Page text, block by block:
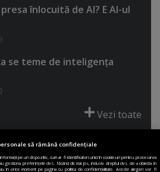
înlocuită de AI? E AI-ul
se teme de inteligenţa
Vezi toate
să rămână confidențiale
pe un dispozitiv, cum ar fi identificatori unici în cookie-uri pentru procesarea
gestiona preferințele dvs. făcând clic mai jos, inclusiv dreptul dvs. de a obiecta în
în orice moment pe pagina cu politica de confidențialitate. Aceste alegeri vor fi